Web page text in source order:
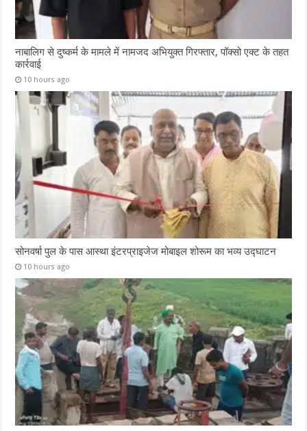
नाबालिग से दुष्कर्म के मामले में नामजद अभियुक्त गिरफ्तार, पॉक्सो एक्ट के तहत
कार्रवाई
10 hours ago
सोनवर्षा पुल के पास आस्था इंटरप्राइजेज मोबाइल शोरूम का भव्य उद्घाटन
10 hours ago